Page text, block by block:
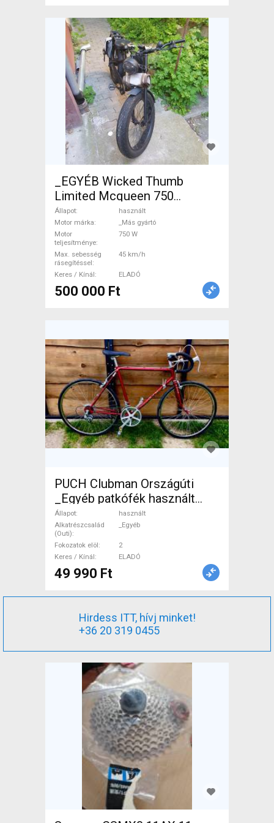
_EGYÉB Wicked Thumb
Limited Mcqueen 750
Elektromos Városi _Más
gyártó használt ELADÓ
Állapot
használt
Motor márka
_Más gyártó
Motor
teljesítménye
750 W
Max. sebesség
rásegítéssel
45 km/h
Keres / Kínál ELADÓ
500 000 Ft
PUCH Clubman Országúti
_Egyéb patkófék használt
ELADÓ
Állapot
használt
Alkatrészcsalád
(Outi)
_Egyéb
Fokozatok elöl
2
Keres / Kínál
ELADÓ
49 990 Ft
Hirdess ITT, hívj minket!
+36 20 319 0455